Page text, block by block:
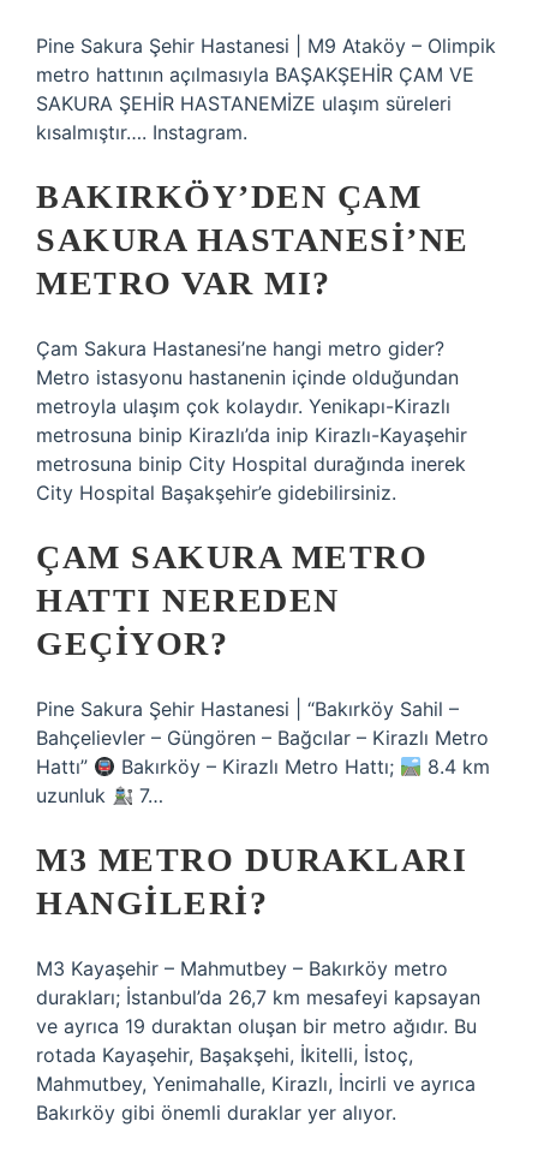
Pine Sakura Şehir Hastanesi | M9 Ataköy – Olimpik
metro hattının açılmasıyla BAŞAKŞEHİR ÇAM VE
SAKURA ŞEHİR HASTANEMİZE ulaşım süreleri
kısalmıştır…. Instagram.
BAKIRKÖY’DEN ÇAM
SAKURA HASTANESI’NE
METRO VAR MI?
Çam Sakura Hastanesi’ne hangi metro gider?
Metro istasyonu hastanenin içinde olduğundan
metroyla ulaşım çok kolaydır. Yenikapı-Kirazlı
metrosuna binip Kirazlı’da inip Kirazlı-Kayaşehir
metrosuna binip City Hospital durağında inerek
City Hospital Başakşehir’e gidebilirsiniz.
ÇAM SAKURA METRO
HATTI NEREDEN
GEÇIYOR?
Pine Sakura Şehir Hastanesi | “Bakırköy Sahil –
Bahçelievler – Güngören – Bağcılar – Kirazlı Metro
Hattı”
Bakırköy – Kirazlı Metro Hattı;
8.4 km
uzunluk
7…
M3 METRO DURAKLARI
HANGILERI?
M3 Kayaşehir – Mahmutbey – Bakırköy metro
durakları; İstanbul’da 26,7 km mesafeyi kapsayan
ve ayrıca 19 duraktan oluşan bir metro ağıdır. Bu
rotada Kayaşehir, Başakşehi, İkitelli, İstoç,
Mahmutbey, Yenimahalle, Kirazlı, İncirli ve ayrıca
Bakırköy gibi önemli duraklar yer alıyor.